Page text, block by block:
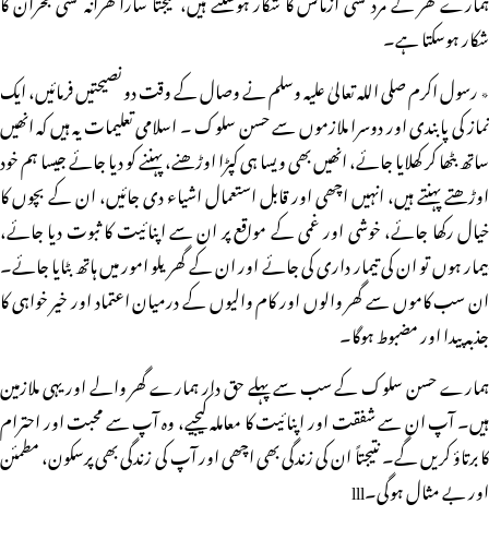
شکار ہوسکتا ہے۔
٭ رسول اکرم صلی اللہ تعالیٰ علیہ وسلم نے وصال کے وقت دو نصیحتیں فرمائیں، ایک
نماز کی پابندی اور دوسرا ملازموں سے حسن سلوک ۔ اسلامی تعلیمات یہ ہیں کہ انھیں
ساتھ بٹھا کر کھلایا جائے، انھیں بھی ویسا ہی کپڑا اوڑھنے، پہننے کو دیا جائے جیسا ہم خود
اوڑھتے پہنتے ہیں، انہیں اچھی اور قابل استعمال اشیاء دی جائیں، ان کے بچوں کا
خیال رکھا جائے، خوشی اور غمی کے مواقع پر ان سے اپنائیت کا ثبوت دیا جائے،
بیمار ہوں تو ان کی تیمار داری کی جائے اور ان کے گھریلو امور میں ہاتھ بٹایا جائے۔
ان سب کاموں سے گھر والوں اور کام والیوں کے درمیان اعتماد اور خیر خواہی کا
جذبہ پیدا اور مضبوط ہوگا۔
ہمارے حسن سلوک کے سب سے پہلے حق دار ہمارے گھر والے اور یہی ملازمین
ہیں۔ آپ ان سے شفقت اور اپنائیت کا معاملہ کیجیے، وہ آپ سے محبت اور احترام
کا برتاؤ کریں گے۔ نتیجتاً ان کی زندگی بھی اچھی اور آپ کی زندگی بھی پرسکون، مطمئن
اور بے مثال ہوگی۔lll